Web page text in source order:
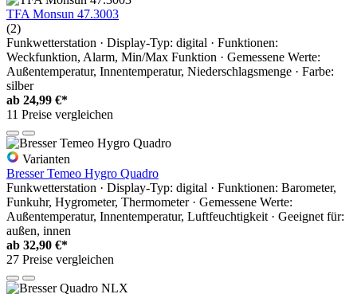
TFA Monsun 47.3003
(2)
Funkwetterstation · Display-Typ: digital · Funktionen:
Weckfunktion, Alarm, Min/Max Funktion · Gemessene Werte:
Außentemperatur, Innentemperatur, Niederschlagsmenge · Farbe:
silber
ab 24,99 €*
11 Preise vergleichen
Varianten
Bresser Temeo Hygro Quadro
Funkwetterstation · Display-Typ: digital · Funktionen: Barometer,
Funkuhr, Hygrometer, Thermometer · Gemessene Werte:
Außentemperatur, Innentemperatur, Luftfeuchtigkeit · Geeignet für:
außen, innen
ab 32,90 €*
27 Preise vergleichen